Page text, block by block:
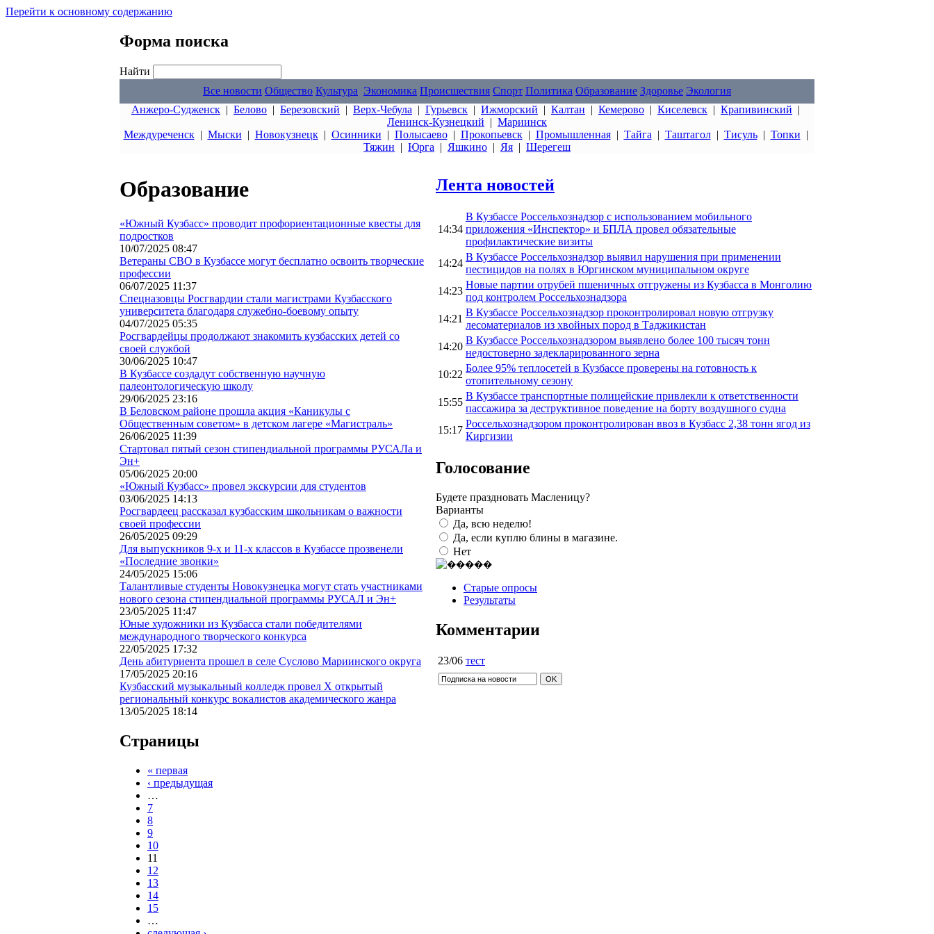
Перейти к основному содержанию
Форма поиска
Найти
Все новости Общество Культура Экономика Происшествия Спорт Политика Образование Здоровье Экология
Анжеро-Судженск | Белово | Березовский | Верх-Чебула | Гурьевск | Ижморский | Калтан | Кемерово | Киселевск | Крапивинский |
Ленинск-Кузнецкий | Мариинск
Междуреченск| Мыски | Новокузнецк| Осинники | Полысаево| Прокопьевск| Промышленная| Тайга | Таштагол| Тисуль| Топки |
Тяжин | Юрга | Яшкино | Яя | Шерегеш
Образование
«Южный Кузбасс» проводит профориентационные квесты для
подростков
10/07/2025 08:47
Ветераны СВО в Кузбассе могут бесплатно освоить творческие
профессии
06/07/2025 11:37
Спецназовцы Росгвардии стали магистрами Кузбасского
университета благодаря служебно-боевому опыту
04/07/2025 05:35
Росгвардейцы продолжают знакомить кузбасских детей со
своей службой
30/06/2025 10:47
В Кузбассе создадут собственную научную
палеонтологическую школу
29/06/2025 23:16
В Беловском районе прошла акция «Каникулы с
Общественным советом» в детском лагере «Магистраль»
26/06/2025 11:39
Стартовал пятый сезон стипендиальной программы РУСАЛа и
Эн+
05/06/2025 20:00
«Южный Кузбасс» провел экскурсии для студентов
03/06/2025 14:13
Росгвардеец рассказал кузбасским школьникам о важности
своей профессии
26/05/2025 09:29
Для выпускников 9-х и 11-х классов в Кузбассе прозвенели
«Последние звонки»
24/05/2025 15:06
Талантливые студенты Новокузнецка могут стать участниками
нового сезона стипендиальной программы РУСАЛ и Эн+
23/05/2025 11:47
Юные художники из Кузбасса стали победителями
международного творческого конкурса
22/05/2025 17:32
День абитуриента прошел в селе Суслово Мариинского округа
17/05/2025 20:16
Кузбасский музыкальный колледж провел X открытый
региональный конкурс вокалистов академического жанра
13/05/2025 18:14
Страницы
« первая
‹ предыдущая
…
7
8
9
10
11
12
13
14
15
…
Лента новостей
14:34
В Кузбассе Россельхознадзор с использованием мобильного
приложения «Инспектор» и БПЛА провел обязательные
профилактические визиты
14:24
В Кузбассе Россельхознадзор выявил нарушения при применении
пестицидов на полях в Юргинском муниципальном округе
14:23
Новые партии отрубей пшеничных отгружены из Кузбасса в Монголию
под контролем Россельхознадзора
14:21
В Кузбассе Россельхознадзор проконтролировал новую отгрузку
лесоматериалов из хвойных пород в Таджикистан
14:20
В Кузбассе Россельхознадзором выявлено более 100 тысяч тонн
недостоверно задекларированного зерна
10:22
Более 95% теплосетей в Кузбассе проверены на готовность к
отопительному сезону
15:55
В Кузбассе транспортные полицейские привлекли к ответственности
пассажира за деструктивное поведение на борту воздушного судна
15:17
Россельхознадзором проконтролирован ввоз в Кузбасс 2,38 тонн ягод из
Киргизии
Голосование
Будете праздновать Масленицу?
Варианты
Да, всю неделю!
Да, если куплю блины в магазине.
Нет
Старые опросы
Результаты
Комментарии
23/06 тест